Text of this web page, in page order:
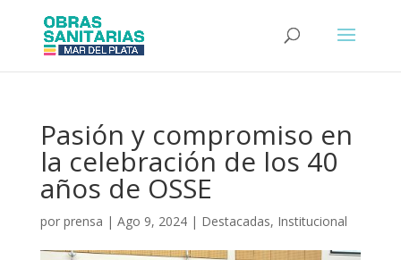
Pasión y compromiso en
la celebración de los 40
años de OSSE
por prensa | Ago 9, 2024| Destacadas, Institucional